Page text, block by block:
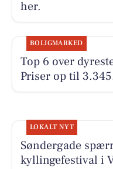
her.
BOLIGMARKED
Top 6 over
Priser op til
LOKALT NYT
Søndergade
kyllingefestival i